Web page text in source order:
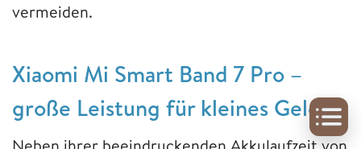
vermeiden.
Xiaomi Mi Smart Band 7 Pro –
große Leistung für kleines Geld